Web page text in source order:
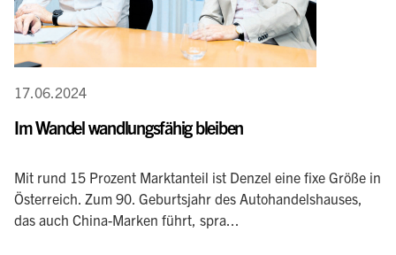
17.06.2024
Im Wandel wandlungsfähig bleiben
Mit rund 15 Prozent Marktanteil ist Denzel eine fixe Größe in
Österreich. Zum 90. Geburtsjahr des Autohandelshauses,
das auch China-Marken führt, spra...